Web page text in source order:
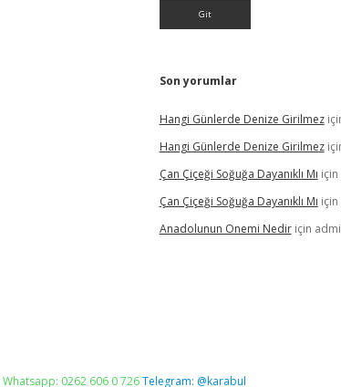
Son yorumlar
Hangi Günlerde Denize Girilmez
Hangi Günlerde Denize Girilmez
Çan Çiçeği Soğuğa Dayanıklı Mı için
Çan Çiçeği Soğuğa Dayanıklı Mı için
Anadolunun Onemi Nediriçin
Whatsapp: 0262 606 0 726Telegram: @karabul